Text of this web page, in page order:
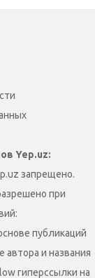
Yep.uz:
запрещено.
при
публикаций
и названия
гиперссылки на